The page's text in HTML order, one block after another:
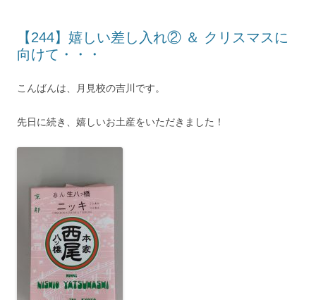
【244】嬉しい差し入れ② ＆ クリスマスに
向けて・・・
こんばんは、月見校の吉川です。
先日に続き、嬉しいお土産をいただきました！